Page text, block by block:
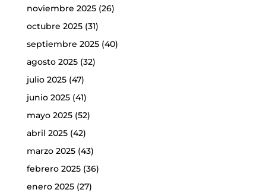
noviembre 2025(26)
octubre 2025(31)
septiembre 2025(40)
agosto 2025(32)
julio 2025(47)
junio 2025(41)
mayo 2025(52)
abril 2025(42)
marzo 2025(43)
febrero 2025(36)
enero 2025(27)